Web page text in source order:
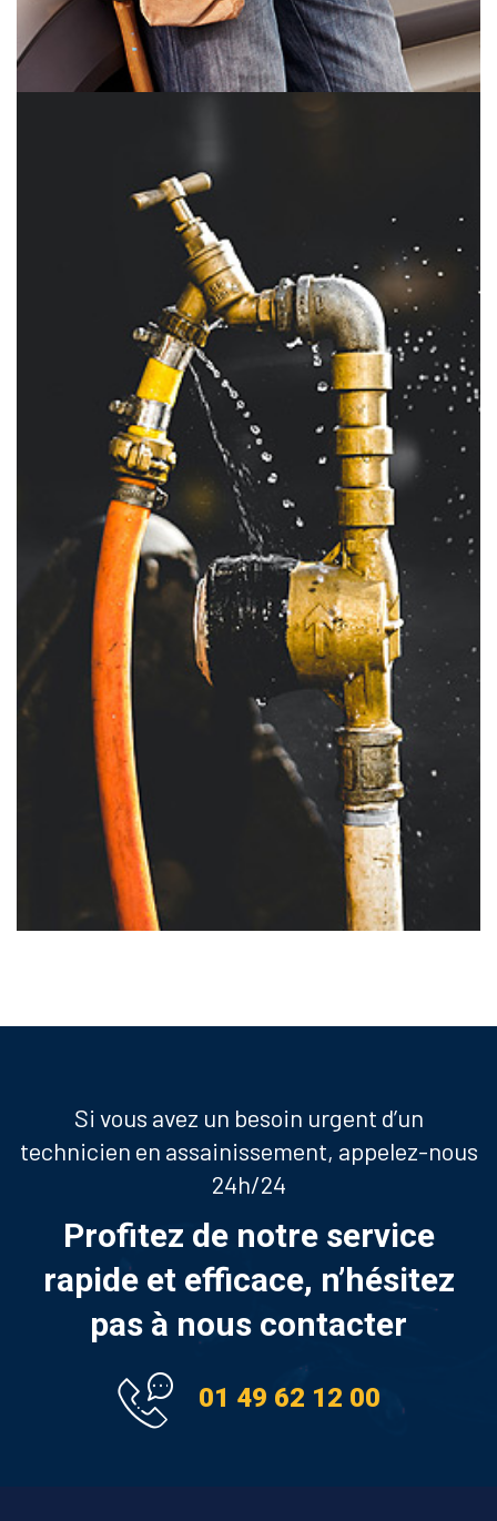
Si vous avez un besoin urgent d’un
technicien en assainissement, appelez-nous
24h/24
Profitez de notre service
rapide et efficace, n’hésitez
pas à nous contacter
01 49 62 12 00